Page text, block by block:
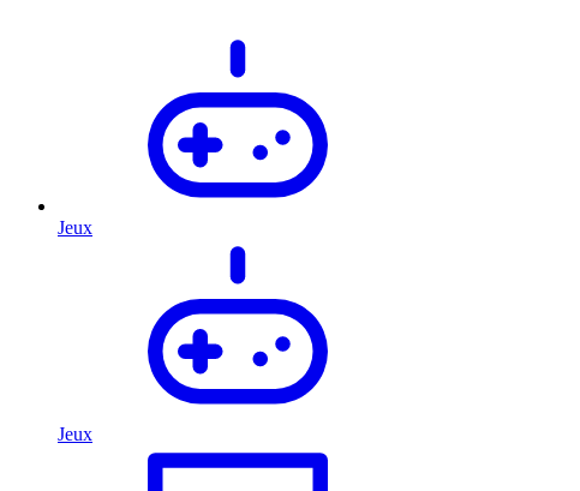
Jeux
Jeux